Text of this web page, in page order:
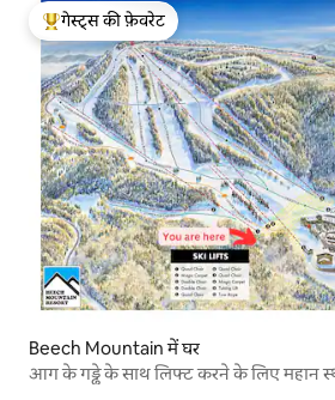
गेस्ट्स का टॉप फ़ेवरेट
गेस्ट्स की फ़ेवरेट
Beech Mountain में घर
आग के गड्ढे के साथ लिफ्ट करने के लिए महान